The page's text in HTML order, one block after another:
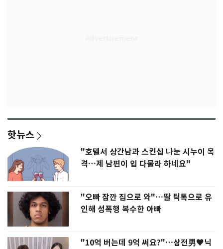
핫뉴스
"호텔서 상간남과 스킨십 나눈 시누이 목
격…제 남편이 입 다물라 하네요"
"오빠 잠깐 집으로 와"…딸 틱톡으로 유
인해 성폭행 복수한 아빠
"10억 버는데 9억 써요?"…삼전男♥닉